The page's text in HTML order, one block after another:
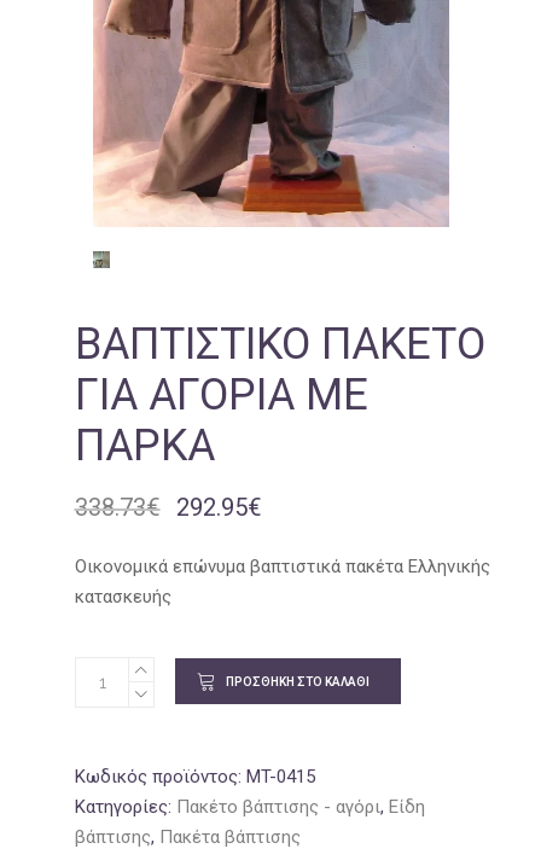
ΒΑΠΤΙΣΤΙΚΌ ΠΑΚΈΤΟ
ΓΙΑ ΑΓΌΡΙΑ ΜΕ
ΠΑΡΚΆ
338.73€
Original
was:
338.73€.
292.95€Η
τιμή
Οικονομικά επώνυμα βαπτιστικά πακέτα Ελληνικής
κατασκευής
ΠΡΟΣΘΉΚΗ ΣΤΟ ΚΑΛΆΘΙ
Κωδικός προϊόντος: MT-0415
Κατηγορίες: Πακέτο βάπτισης - αγόρι, Είδη
βάπτισης, Πακέτα βάπτισης